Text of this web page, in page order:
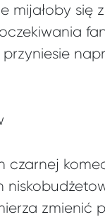
mijałoby się
czarnej
zmienić